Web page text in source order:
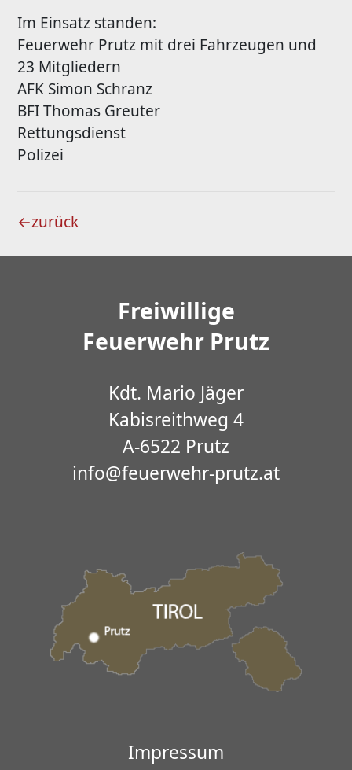
Im Einsatz standen:
Feuerwehr Prutz mit drei Fahrzeugen und
23 Mitgliedern
AFK Simon Schranz
BFI Thomas Greuter
Rettungsdienst
Polizei
←zurück
Freiwillige
Feuerwehr Prutz
Kdt. Mario Jäger
Kabisreithweg 4
A-6522 Prutz
info@feuerwehr-prutz.at
Impressum